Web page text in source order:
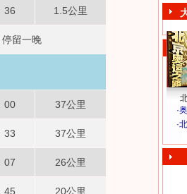
36 1.5公里
留一晚
00 37公里
33 37公里
07 26公里
45 20公里
·
·